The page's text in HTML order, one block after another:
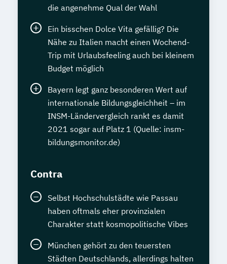
die angenehme Qual der Wahl
Ein bisschen Dolce Vita gefällig? Die
Nähe zu Italien macht einen Wochend-
Trip mit Urlaubsfeeling auch bei kleinem
Budget möglich
Bayern legt ganz besonderen Wert auf
internationale Bildungsgleichheit – im
INSM-Ländervergleich rankt es damit
2021 sogar auf Platz 1 (Quelle: insm-
bildungsmonitor.de)
Contra
Selbst Hochschulstädte wie Passau
haben oftmals eher provinzialen
Charakter statt kosmopolitische Vibes
München gehört zu den teuersten
Städten Deutschlands, allerdings halten